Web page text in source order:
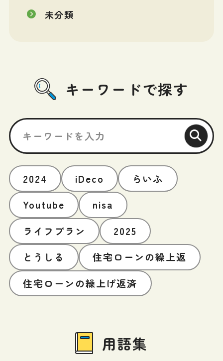
未分類
キーワードで探す
2024 iDeco
らいふ
Youtube
nisa
ライフプラン
2025
とうしる
住宅ローンの繰上返
住宅ローンの繰上げ返済
用語集